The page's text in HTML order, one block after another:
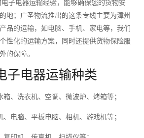
子电器运输经验，能够确保您的货物安
地；广圣物流推出的这条专线主要为漳州
品的运输，如电脑、手机、家电等，我们
性化的运输方案，同时还提供货物保险服
的保障。
子电器运输种类
、洗衣机、空调、微波炉、烤箱等；
电脑、平板电脑、相机、游戏机等；